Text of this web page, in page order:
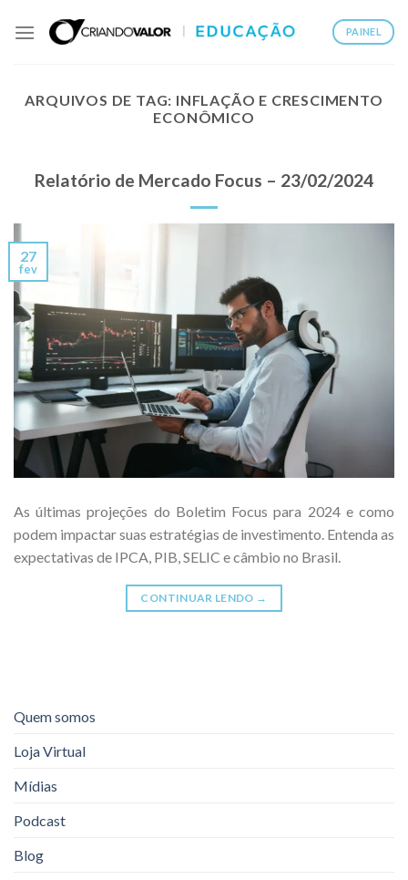
PAINEL
ARQUIVOS DE TAG: INFLAÇÃO E CRESCIMENTO
ECONÔMICO
Relatório de Mercado Focus – 23/02/2024
27
fev
As últimas projeções do Boletim Focus para 2024 e como
podem impactar suas estratégias de investimento. Entenda as
expectativas de IPCA, PIB, SELIC e câmbio no Brasil.
CONTINUAR LENDO →
Quem somos
Loja Virtual
Mídias
Podcast
Blog